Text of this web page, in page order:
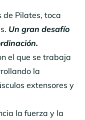
de Pilates, toca
Un gran desafío
el que se trabaja
la
extensores y
la fuerza y la